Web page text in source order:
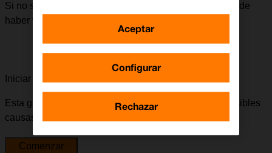
Si no se puede enviar ni recibir correo electrónico, puede
haber varias causas posibles al problema.
Iniciar la guía para solucionar tu problema
Esta guía te va a conducir a través de una serie de posibles
causas y soluciones al problema.
Comenzar
Configurar
Rechazar
Aceptar